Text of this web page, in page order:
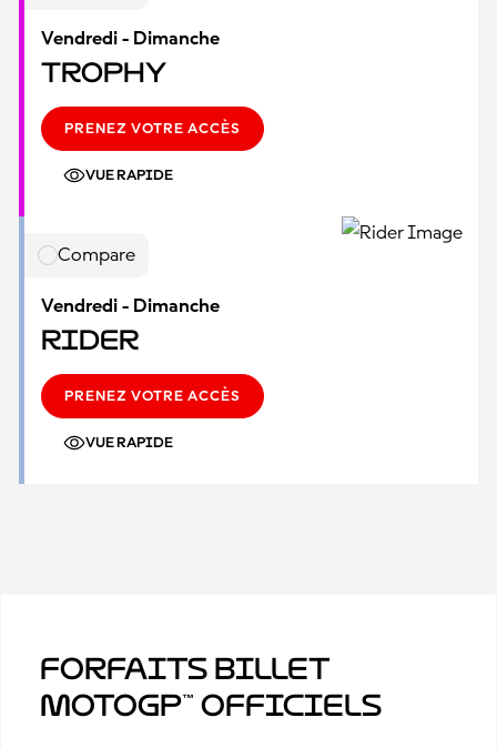
Vendredi - Dimanche
Trophy
PRENEZ VOTRE ACCÈS
VUE RAPIDE
Compare
Vendredi - Dimanche
Rider
PRENEZ VOTRE ACCÈS
VUE RAPIDE
Forfaits billet
MotoGP™ officiels